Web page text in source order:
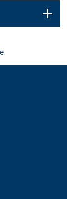
: Per E-Mail